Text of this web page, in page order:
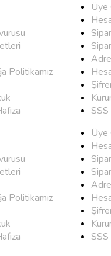
Politikamız
Politikamız
Üye
SSS
Üye
SSS